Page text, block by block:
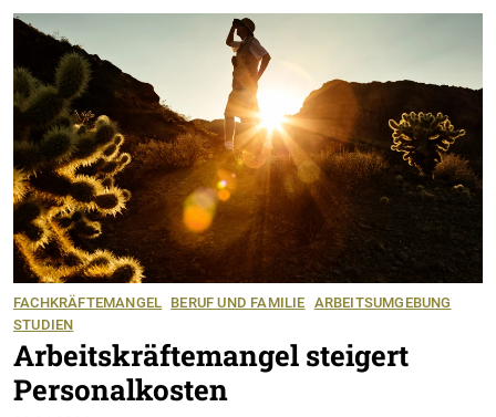
FACHKRÄFTEMANGEL BERUF UND FAMILIE ARBEITSUMGEBUNG
STUDIEN
Arbeitskräftemangel steigert
Personalkosten